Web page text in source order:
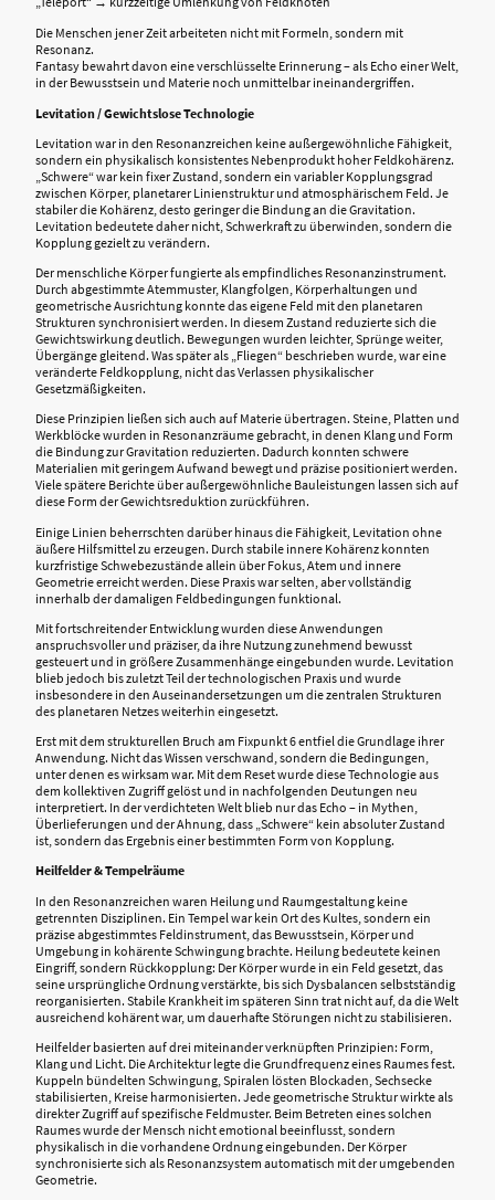
Die Menschen jener Zeit arbeiteten nicht mit Formeln, sondern mit
Resonanz.
Fantasy bewahrt davon eine verschlüsselte Erinnerung – als Echo einer Welt,
in der Bewusstsein und Materie noch unmittelbar ineinandergriffen.
Levitation / Gewichtslose Technologie
Levitation war in den Resonanzreichen keine außergewöhnliche Fähigkeit,
sondern ein physikalisch konsistentes Nebenprodukt hoher Feldkohärenz.
„Schwere“ war kein fixer Zustand, sondern ein variabler Kopplungsgrad
zwischen Körper, planetarer Linienstruktur und atmosphärischem Feld. Je
stabiler die Kohärenz, desto geringer die Bindung an die Gravitation.
Levitation bedeutete daher nicht, Schwerkraft zu überwinden, sondern die
Kopplung gezielt zu verändern.
Der menschliche Körper fungierte als empfindliches Resonanzinstrument.
Durch abgestimmte Atemmuster, Klangfolgen, Körperhaltungen und
geometrische Ausrichtung konnte das eigene Feld mit den planetaren
Strukturen synchronisiert werden. In diesem Zustand reduzierte sich die
Gewichtswirkung deutlich. Bewegungen wurden leichter, Sprünge weiter,
Übergänge gleitend. Was später als „Fliegen“ beschrieben wurde, war eine
veränderte Feldkopplung, nicht das Verlassen physikalischer
Gesetzmäßigkeiten.
Diese Prinzipien ließen sich auch auf Materie übertragen. Steine, Platten und
Werkblöcke wurden in Resonanzräume gebracht, in denen Klang und Form
die Bindung zur Gravitation reduzierten. Dadurch konnten schwere
Materialien mit geringem Aufwand bewegt und präzise positioniert werden.
Viele spätere Berichte über außergewöhnliche Bauleistungen lassen sich auf
diese Form der Gewichtsreduktion zurückführen.
Einige Linien beherrschten darüber hinaus die Fähigkeit, Levitation ohne
äußere Hilfsmittel zu erzeugen. Durch stabile innere Kohärenz konnten
kurzfristige Schwebezustände allein über Fokus, Atem und innere
Geometrie erreicht werden. Diese Praxis war selten, aber vollständig
innerhalb der damaligen Feldbedingungen funktional.
Mit fortschreitender Entwicklung wurden diese Anwendungen
anspruchsvoller und präziser, da ihre Nutzung zunehmend bewusst
gesteuert und in größere Zusammenhänge eingebunden wurde. Levitation
blieb jedoch bis zuletzt Teil der technologischen Praxis und wurde
insbesondere in den Auseinandersetzungen um die zentralen Strukturen
des planetaren Netzes weiterhin eingesetzt.
Erst mit dem strukturellen Bruch am Fixpunkt 6 entfiel die Grundlage ihrer
Anwendung. Nicht das Wissen verschwand, sondern die Bedingungen,
unter denen es wirksam war. Mit dem Reset wurde diese Technologie aus
dem kollektiven Zugriff gelöst und in nachfolgenden Deutungen neu
interpretiert. In der verdichteten Welt blieb nur das Echo – in Mythen,
Überlieferungen und der Ahnung, dass „Schwere“ kein absoluter Zustand
ist, sondern das Ergebnis einer bestimmten Form von Kopplung.
Heilfelder & Tempelräume
In den Resonanzreichen waren Heilung und Raumgestaltung keine
getrennten Disziplinen. Ein Tempel war kein Ort des Kultes, sondern ein
präzise abgestimmtes Feldinstrument, das Bewusstsein, Körper und
Umgebung in kohärente Schwingung brachte. Heilung bedeutete keinen
Eingriff, sondern Rückkopplung: Der Körper wurde in ein Feld gesetzt, das
seine ursprüngliche Ordnung verstärkte, bis sich Dysbalancen selbstständig
reorganisierten. Stabile Krankheit im späteren Sinn trat nicht auf, da die Welt
ausreichend kohärent war, um dauerhafte Störungen nicht zu stabilisieren.
Heilfelder basierten auf drei miteinander verknüpften Prinzipien: Form,
Klang und Licht. Die Architektur legte die Grundfrequenz eines Raumes fest.
Kuppeln bündelten Schwingung, Spiralen lösten Blockaden, Sechsecke
stabilisierten, Kreise harmonisierten. Jede geometrische Struktur wirkte als
direkter Zugriff auf spezifische Feldmuster. Beim Betreten eines solchen
Raumes wurde der Mensch nicht emotional beeinflusst, sondern
physikalisch in die vorhandene Ordnung eingebunden. Der Körper
synchronisierte sich als Resonanzsystem automatisch mit der umgebenden
Geometrie.